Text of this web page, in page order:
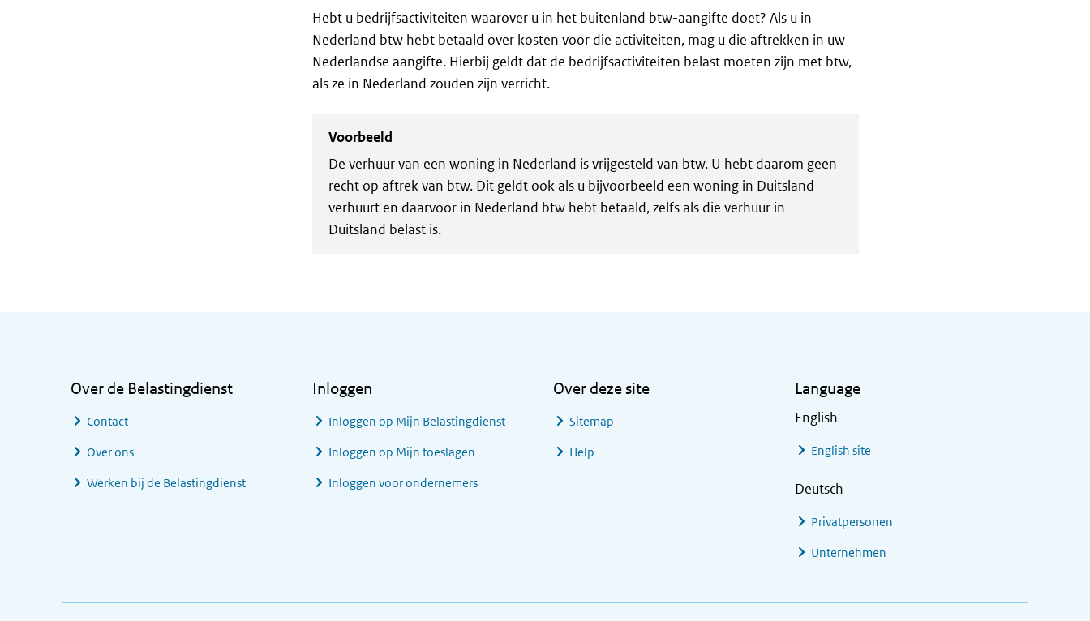
Hebt u bedrijfsactiviteiten waarover u in het buitenland btw-aangifte doet? Als u in
Nederland btw hebt betaald over kosten voor die activiteiten, mag u die aftrekken in uw
Nederlandse aangifte. Hierbij geldt dat de bedrijfsactiviteiten belast moeten zijn met btw,
als ze in Nederland zouden zijn verricht.
Voorbeeld
De verhuur van een woning in Nederland is vrijgesteld van btw. U hebt daarom geen
recht op aftrek van btw. Dit geldt ook als u bijvoorbeeld een woning in Duitsland
verhuurt en daarvoor in Nederland btw hebt betaald, zelfs als die verhuur in
Duitsland belast is.
Over de Belastingdienst
Contact
Over ons
Werken bij de Belastingdienst
Inloggen
Inloggen op Mijn Belastingdienst
Inloggen op Mijn toeslagen
Inloggen voor ondernemers
Over deze site
Sitemap
Help
Language
English
English site
Deutsch
Privatpersonen
Unternehmen